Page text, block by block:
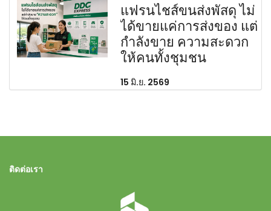
แฟรนไชส์ขนส่งพัสดุ ไม่
ได้ขายแค่การส่งของ แต่
กำลังขาย ความสะดวก
ให้คนทั้งชุมชน
15 มิ.ย. 2569
ติดต่อเรา